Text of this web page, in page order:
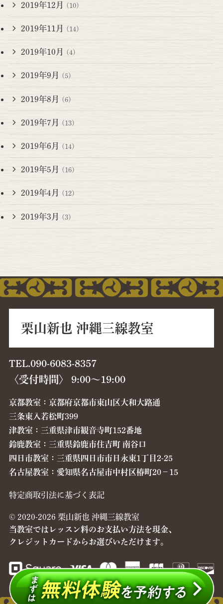
2019年12月 (10)
2019年11月 (14)
2019年10月 (4)
2019年9月 (5)
2019年8月 (6)
2019年7月 (13)
2019年6月 (14)
2019年5月 (16)
2019年4月 (12)
2019年3月 (3)
栗山新也 沖縄三線教室
TEL.090-6083-8357
〈受付時間〉 9:00〜19:00
京都教室：京都府京都市東山区大和大路通
三条東入若松町399
津教室：三重県津市観音寺町152番地
鈴鹿教室：三重県鈴鹿市住吉町 南谷口
四日市教室：三重県四日市市日永東1丁目2-25
名古屋教室：愛知県名古屋市中村区椿町20−15
特定商取引法に基づく表記
© 2020-2026 栗山新也 沖縄三線教室
当教室ではレッスン料のお支払い方法を現金、
クレジットカードからお選びいただけます。